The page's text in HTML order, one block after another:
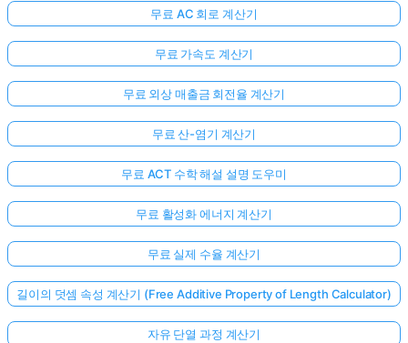
무료 AC 회로 계산기
무료 가속도 계산기
무료 외상 매출금 회전율 계산기
무료 산-염기 계산기
무료 ACT 수학 해설 설명 도우미
무료 활성화 에너지 계산기
무료 실제 수율 계산기
길이의 덧셈 속성 계산기 (Free Additive Property of Length Calculator)
자유 단열 과정 계산기